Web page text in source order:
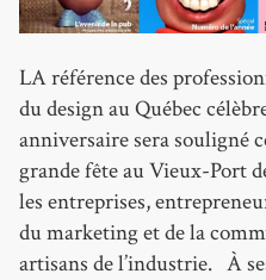
LA référence des
du design au Québec
anniversaire sera souligné
grande fête au Vieux-Port
les entreprises,
du marketing et de la
artisans de l’industrie. À